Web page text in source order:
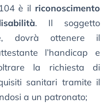
è il riconoscimento
. Il soggetto
dovrà ottenere il
l’handicap e
la richiesta di
sanitari tramite il
a un patronato;